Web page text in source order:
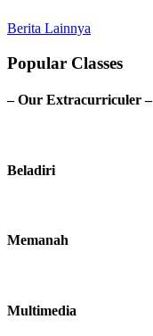
Berita Lainnya
Popular Classes
– Our Extracurriculer –
Beladiri
Memanah
Multimedia